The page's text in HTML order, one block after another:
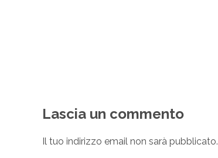
Lascia un commento
Il tuo indirizzo email non sarà pubblicato.